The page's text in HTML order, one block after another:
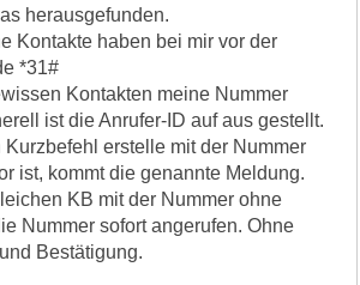
herausgefunden.
Kontakte haben bei mir vor der
*31#
Kontakten meine Nummer
ist die Anrufer-ID auf aus gestellt.
erstelle mit der Nummer
ist, kommt die genannte Meldung.
KB mit der Nummer ohne
Nummer sofort angerufen. Ohne
Bestätigung.